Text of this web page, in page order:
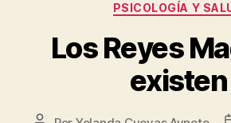
PSICOLOGÍA Y
Los Reyes
existen